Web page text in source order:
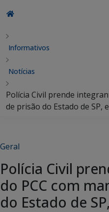
Informativos
Notícias
Polícia Civil prende
de prisão do Estado de SP,
Geral
Polícia Civil
do PCC com
do Estado de